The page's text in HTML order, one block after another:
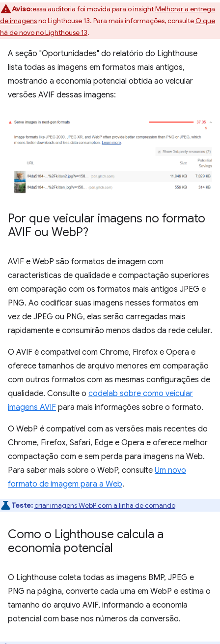
Aviso:essa auditoria foi movida para o insightMelhorar a entrega
de imagensno Lighthouse 13. Para mais informações, consulteO que
há de novo no Lighthouse 13.
A seção "Oportunidades" do relatório do Lighthouse
lista todas as imagens em formatos mais antigos,
mostrando a economia potencial obtida ao veicular
versões AVIF dessas imagens:
Por que veicular imagens no formato
AVIF ou WebP?
AVIF e WebP são formatos de imagem com
características de qualidade e compactação superiores
em comparação com os formatos mais antigos JPEG e
PNG. Ao codificar suas imagens nesses formatos em
vez de JPEG ou PNG, elas serão carregadas mais
rapidamente e consumirão menos dados da rede celular.
O AVIF é compatível com Chrome, Firefox e Opera e
oferece tamanhos de arquivo menores em comparação
com outros formatos com as mesmas configurações de
qualidade. Consulte o codelab sobre como veicular
imagens AVIF para mais informações sobre o formato.
O WebP é compatível com as versões mais recentes do
Chrome, Firefox, Safari, Edge e Opera e oferece melhor
compactação com e sem perda para imagens na Web.
Para saber mais sobre o WebP, consulte Um novo
formato de imagem para a Web.
Teste:criar imagens WebP com a linha de comando
Como o Lighthouse calcula a
economia potencial
O Lighthouse coleta todas as imagens BMP, JPEG e
PNG na página, converte cada uma em WebP e estima o
tamanho do arquivo AVIF, informando a economia
potencial com base nos números da conversão.